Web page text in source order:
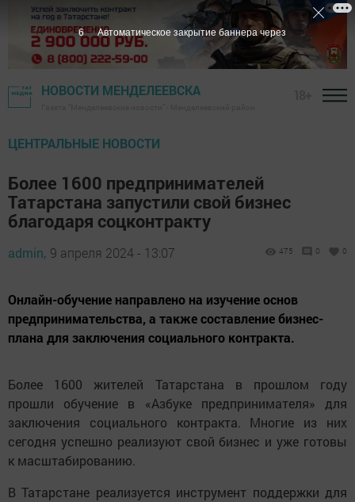
НОВОСТИ МЕНДЕЛЕЕВСКА
ЦЕНТРАЛЬНЫЕ НОВОСТИ
Более 1600 предпринимателей
Татарстана запустили свой бизнес
благодаря соцконтракту
admin, 9 апреля 2024 - 13:07 475 0 0
Онлайн-обучение направлено на изучение основ
предпринимательства, а также составление бизнес-
плана для заключения социального контракта.
Более 1600 жителей Татарстана в прошлом году
прошли обучение в «Азбуке предпринимателя» для
заключения социального контракта. Многие из них
сегодня успешно реализуют свой бизнес и уже готовы
к масштабированию.
В Татарстане реализуется инструмент поддержки для
5 Автоматическое закрытие баннера через